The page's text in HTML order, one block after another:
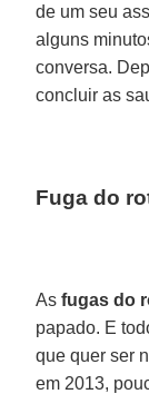
de um seu
alguns
conversa.
concluir as
Fuga do
Asfugas do
papado. E
que quer ser
em 2013,